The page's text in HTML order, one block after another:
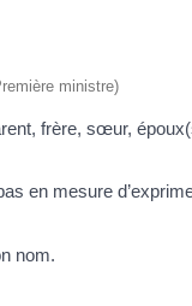
ministre)
frère, sœur,
en mesure
nom.